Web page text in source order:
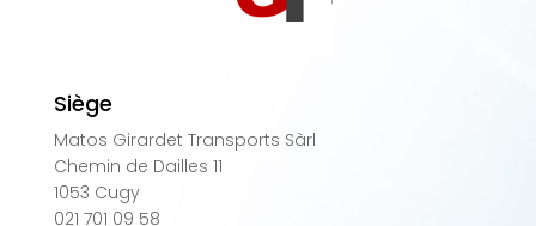
Siège
Matos Girardet Transports Sàrl
Chemin de Dailles 11
1053 Cugy
021 701 09 58